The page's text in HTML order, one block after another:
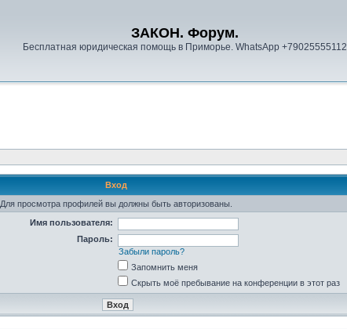
ЗАКОН. Форум.
Бесплатная юридическая помощь в Приморье. WhatsApp +79025555112
Вход
Для просмотра профилей вы должны быть авторизованы.
Имя пользователя:
Пароль:
Забыли пароль?
Запомнить меня
Скрыть моё пребывание на конференции в этот раз